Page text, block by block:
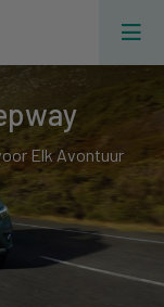
Elk Avontuur